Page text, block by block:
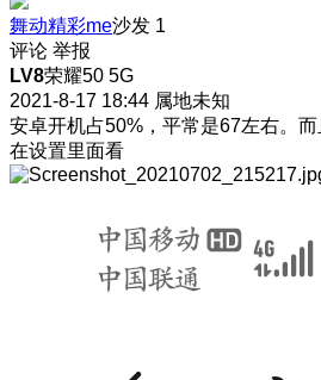
舞动精彩me沙发 1
评论 举报
LV8荣耀50 5G
2021-8-17 18:44 属地未知
安卓开机占50%，平常是67左右。而
在设置里面看